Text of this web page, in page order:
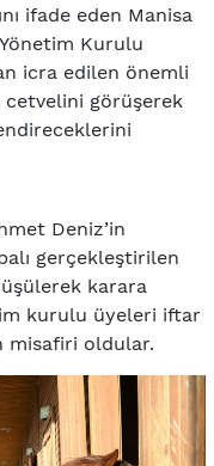
ifade eden Manisa
Kurulu
icra edilen önemli
cetvelini görüşerek
Deniz’in
gerçekleştirilen
karara
kurulu üyeleri iftar
misafiri oldular.